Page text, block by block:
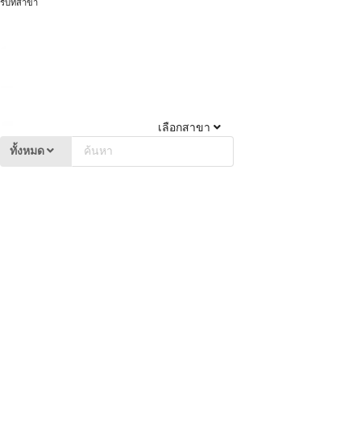
รับที่สาขา
เลือกสาขา
ทั้งหมด